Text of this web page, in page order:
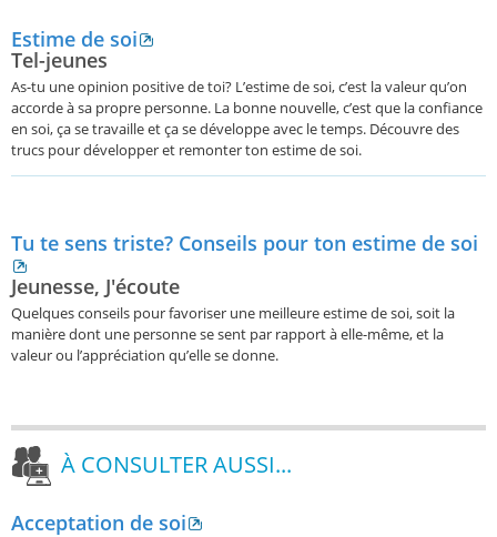
Estime de soi
Tel-jeunes
As-tu une opinion positive de toi? L’estime de soi, c’est la valeur qu’on
accorde à sa propre personne. La bonne nouvelle, c’est que la confiance
en soi, ça se travaille et ça se développe avec le temps. Découvre des
trucs pour développer et remonter ton estime de soi.
Tu te sens triste? Conseils pour ton estime de soi
Jeunesse, J'écoute
Quelques conseils pour favoriser une meilleure estime de soi, soit la
manière dont une personne se sent par rapport à elle-même, et la
valeur ou l’appréciation qu’elle se donne.
À CONSULTER AUSSI...
Acceptation de soi